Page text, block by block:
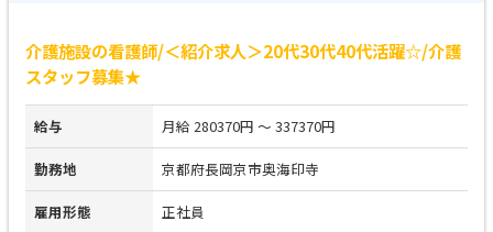
介護施設の看護師/＜紹介求人＞20代30代40代活躍☆/介護
スタッフ募集★
給与 月給 280370円 ～ 337370円
勤務地 京都府長岡京市奥海印寺
雇用形態 正社員